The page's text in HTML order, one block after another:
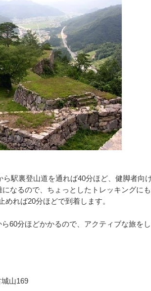
ら駅裏登山道を通れば40分ほど、健脚者向
なるので、ちょっとしたトレッキングに
れば20分ほどで到着します。
ら60分ほどかかるので、アクティブな旅を
山169